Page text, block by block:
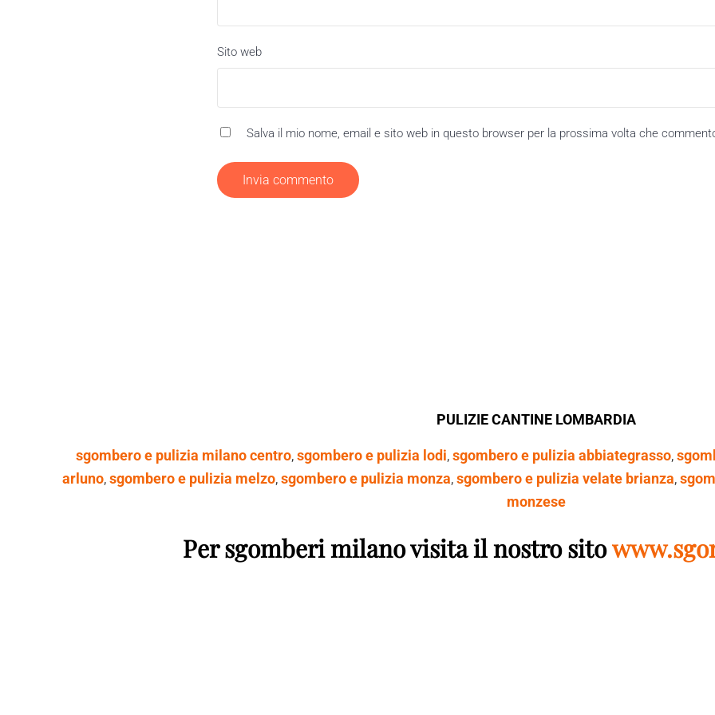
Sito web
Salva il mio nome, email e sito web in questo browser per la prossima volta che
PULIZIE CANTINE LOMBARDIA
sgombero e pulizia milano centro,sgombero e pulizia lodi,sgombero e pulizia abbiategrasso,
arluno,sgombero e pulizia melzo,sgombero e pulizia monza,sgombero e pulizia velate brianza,
monzese
Per sgomberi milano visita il nostro sito